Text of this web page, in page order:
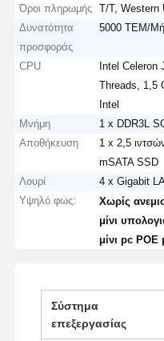
Όροι πληρωμής
T/T, Western
Δυνατότητα
προσφοράς
5000 ΤΕΜ/
CPU
Intel Celeron
Threads, 1,5
Intel
Μνήμη
1 x DDR3L
Αποθήκευση
1 x 2,5
mSATA SSD
Λουρί
4 x Gigabit
Υψηλό φως:
Χωρίς
μίνι
μίνι pc POE
Σύστημα
επεξεργασίας